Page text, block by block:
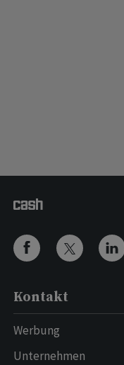
Kontakt
Werbung
Unternehmen